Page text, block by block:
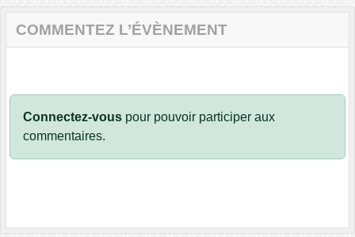
COMMENTEZ L’ÉVÈNEMENT
Connectez-vous pour pouvoir participer aux
commentaires.